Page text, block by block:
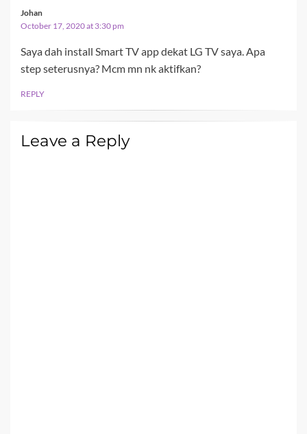
Johan
October 17, 2020 at 3:30 pm
Saya dah install Smart TV app dekat LG TV saya. Apa
step seterusnya? Mcm mn nk aktifkan?
REPLY
Leave a Reply